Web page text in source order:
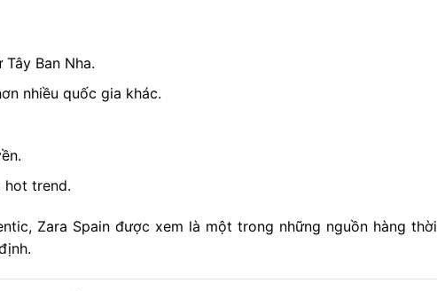
Ban Nha.
nhiều quốc gia khác.
hot trend.
Zara Spain được xem là một trong những nguồn hàng